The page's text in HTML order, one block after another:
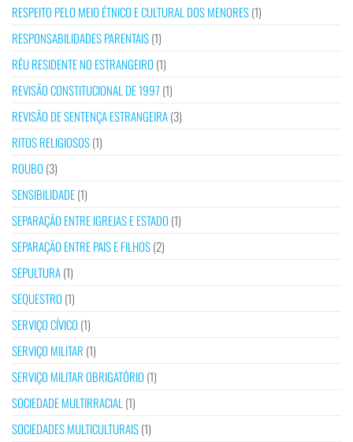
RESPEITO PELO MEIO ÉTNICO E CULTURAL DOS MENORES(1)
RESPONSABILIDADES PARENTAIS(1)
RÉU RESIDENTE NO ESTRANGEIRO (1)
REVISÃO CONSTITUCIONAL DE 1997 (1)
REVISÃO DE SENTENÇA ESTRANGEIRA(3)
RITOS RELIGIOSOS(1)
ROUBO (3)
SENSIBILIDADE(1)
SEPARAÇÃO ENTRE IGREJAS E ESTADO (1)
SEPARAÇÃO ENTRE PAIS E FILHOS(2)
SEPULTURA(1)
SEQUESTRO (1)
SERVIÇO CÍVICO (1)
SERVIÇO MILITAR (1)
SERVIÇO MILITAR OBRIGATÓRIO (1)
SOCIEDADE MULTIRRACIAL (1)
SOCIEDADES MULTICULTURAIS(1)